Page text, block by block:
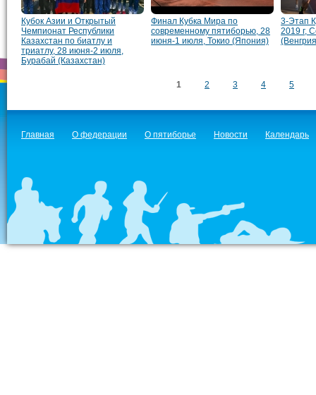
Кубок Азии и Открытый
Чемпионат Республики
Казахстан по биатлу и
триатлу, 28 июня-2 июля,
Бурабай (Казахстан)
Финал Кубка Мира по
современному пятиборью, 28
июня-1 июля, Токио (Япония)
3-Этап
2019 г,
1 2 3 4 5
Главная О федерации О пятиборье Новости Календарь